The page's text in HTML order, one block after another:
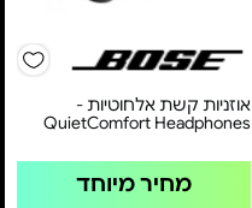
אוזניות קשת אלחוטיות -
QuietComfort Headphones
מחיר מיוחד